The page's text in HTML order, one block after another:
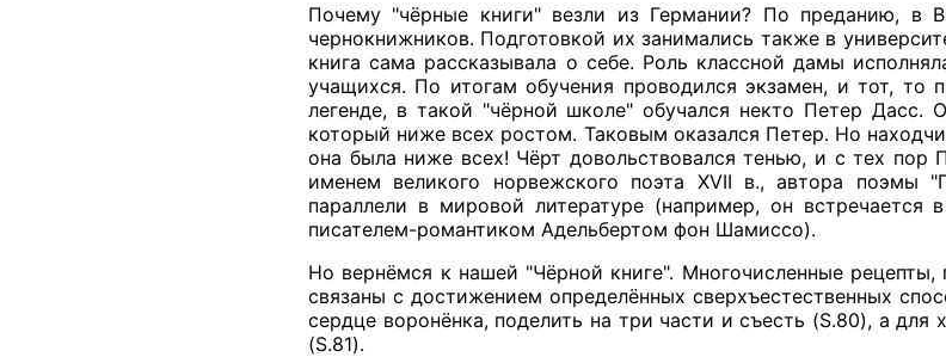
Почему "чёрные книги" везли из Германии? По преданию, в
чернокнижников. Подготовкой их занимались также в
книга сама рассказывала о себе. Роль классной дамы
учащихся. По итогам обучения проводился экзамен, и тот, то
легенде, в такой "чёрной школе" обучался некто Петер Дасс.
который ниже всех ростом. Таковым оказался Петер. Но
она была ниже всех! Чёрт довольствовался тенью, и с тех
именем великого норвежского поэта XVII в., автора поэмы
параллели в мировой литературе (например, он
писателем-романтиком Адельбертом фон Шамиссо).
Но вернёмся к нашей "Чёрной книге". Многочисленные
связаны с достижением определённых сверхъестественных
сердце воронёнка, поделить на три части и съесть (S.80), а
(S.81).